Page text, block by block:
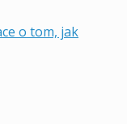
o tom, jak